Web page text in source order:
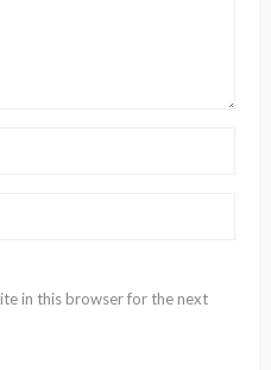
in this browser for the next